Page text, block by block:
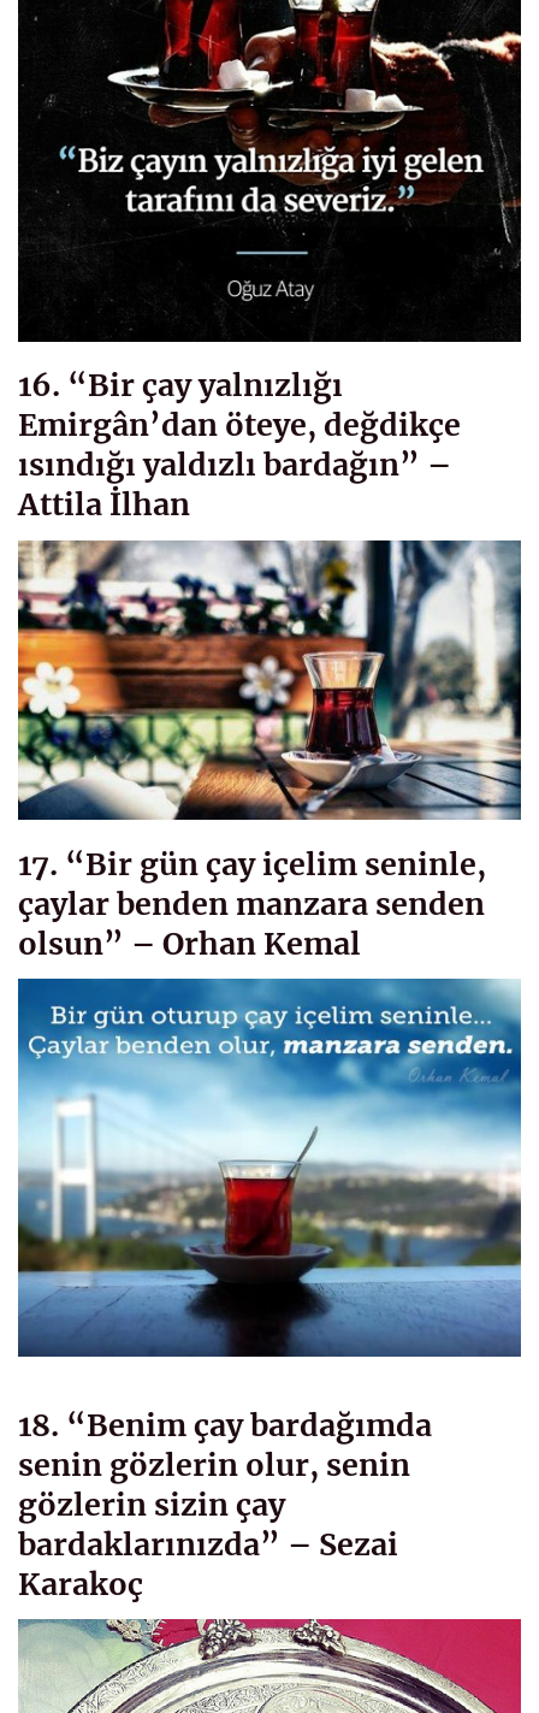
16. “Bir çay yalnızlığı
Emirgân’dan öteye, değdikçe
ısındığı yaldızlı bardağın” –
Attila İlhan
17. “Bir gün çay içelim seninle,
çaylar benden manzara senden
olsun” – Orhan Kemal
18. “Benim çay bardağımda
senin gözlerin olur, senin
gözlerin sizin çay
bardaklarınızda” – Sezai
Karakoç